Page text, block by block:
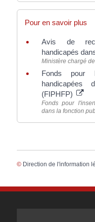
Pour en savoir plus
Avis de
handicapés
Ministère chargé
Fonds pour
handicapées
(FIPHFP)
Fonds pour
dans la fonction
© Direction de l'information